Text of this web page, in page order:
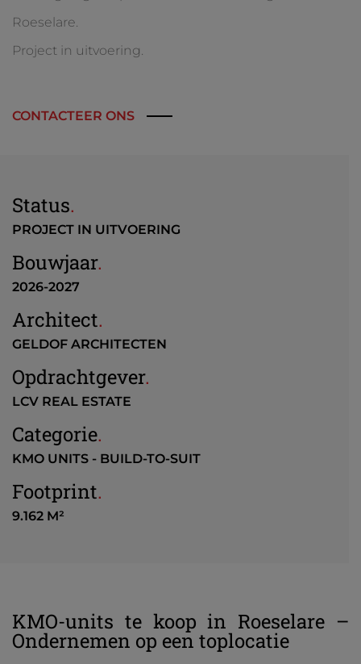
Roeselare.
Project in uitvoering.
CONTACTEER ONS
Status.
PROJECT IN UITVOERING
Bouwjaar.
2026-2027
Architect.
GELDOF ARCHITECTEN
Opdrachtgever.
LCV REAL ESTATE
Categorie.
KMO UNITS - BUILD-TO-SUIT
Footprint.
9.162 M²
KMO-units te koop in Roeselare –
Ondernemen op een toplocatie